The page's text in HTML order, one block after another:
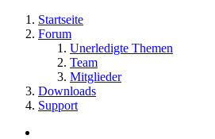
Startseite
Forum
Unerledigte Themen
Team
Mitglieder
Downloads
Support